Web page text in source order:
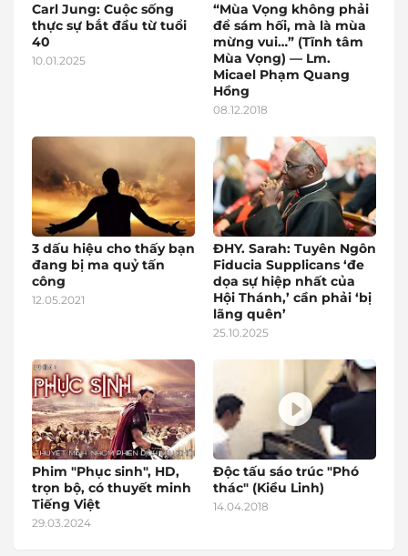
Carl Jung: Cuộc sống
thực sự bắt đầu từ tuổi
40
10.01.2025
“Mùa Vọng không phải
để sám hối, mà là mùa
mừng vui…” (Tĩnh tâm
Mùa Vọng) — Lm.
Micael Phạm Quang
Hồng
08.12.2018
3 dấu hiệu cho thấy bạn
đang bị ma quỷ tấn
công
12.05.2021
ĐHY. Sarah: Tuyên Ngôn
Fiducia Supplicans ‘đe
dọa sự hiệp nhất của
Hội Thánh,’ cần phải ‘bị
lãng quên’
25.10.2025
Phim "Phục sinh", HD,
trọn bộ, có thuyết minh
Tiếng Việt
29.03.2024
Độc tấu sáo trúc "Phó
thác" (Kiều Linh)
14.04.2018